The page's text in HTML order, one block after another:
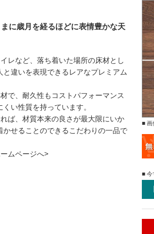
に歳月を経るほどに表情豊かな天
レなど、落ち着いた場所の床材とし
違いを表現できるレアなプレミアム
で、耐久性もコストパフォーマンス
い性質を持っています。
ば、材質本来の良さが最大限にいか
かせることのできるこだわりの一品で
ムページへ>
■ 画
■ 今